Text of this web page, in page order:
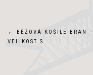
Navigace
←
BÉŽOVÁ KOŠILE BRAN –
VELIKOST S